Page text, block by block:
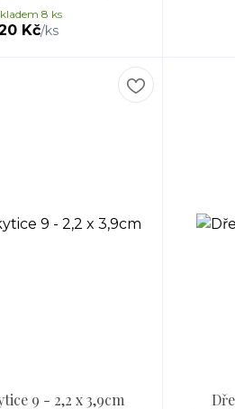
Kč/ks
8 ks
9 - 2,2 x 3,9cm